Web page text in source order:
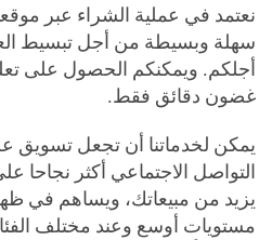
نعتمد في عملية الشراء عبر
سهلة وبسيطة من أجل تبسيط
أجلكم. ويمكنكم الحصول على
غضون دقائق فقط.
يمكن لخدماتنا أن تجعل تسويق
التواصل الاجتماعي أكثر نجاحا
يزيد من مبيعاتك، ويساهم في
مستويات أوسع وعند مختلف